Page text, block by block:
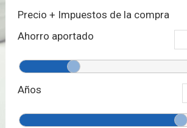
Precio + Impuestos de la compra
Ahorro aportado
Años